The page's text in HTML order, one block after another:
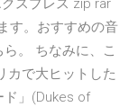
スプレス zip rar
す。おすすめの音
。 ちなみに、こ
カで大ヒットした
ド」(Dukes of